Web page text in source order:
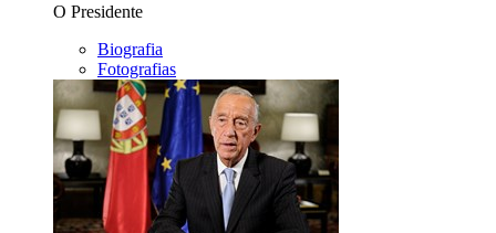
O Presidente
Biografia
Fotografias